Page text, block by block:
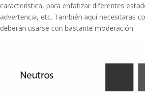
característica, para enfatizar diferentes
advertencia, etc. También aquí necesitaras
deberán usarse con bastante moderación.